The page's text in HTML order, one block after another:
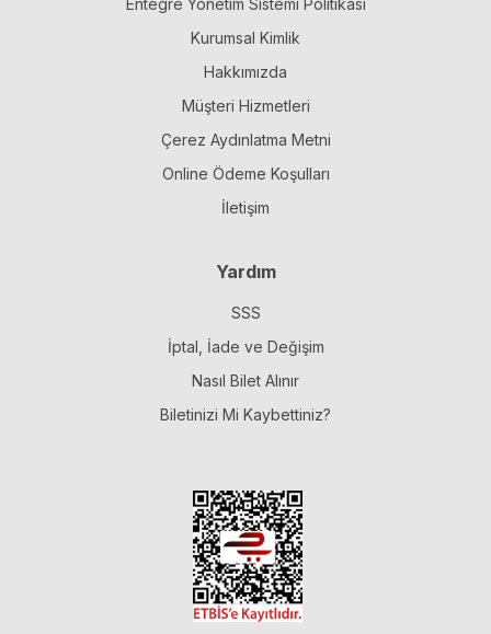
Entegre Yönetim Sistemi Politikası
Kurumsal Kimlik
Hakkımızda
Müşteri Hizmetleri
Çerez Aydınlatma Metni
Online Ödeme Koşulları
İletişim
Yardım
SSS
İptal, İade ve Değişim
Nasıl Bilet Alınır
Biletinizi Mi Kaybettiniz?